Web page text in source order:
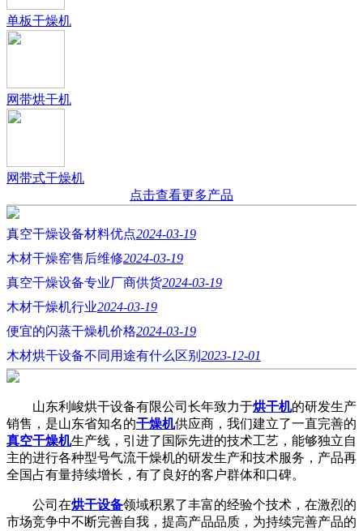
单板干燥机
网带烘干机
网带式干燥机
点击查看更多产品
真空干燥设备材料优点2024-03-19
木材干燥窑售后维修2024-03-19
真空干燥设备专业厂商供货2024-03-19
木材干燥机行业2024-03-19
便宜的闪蒸干燥机价格2024-03-19
木材烘干设备不同用途有什么区别 2023-12-01
山东利峻烘干设备有限公司长年致力于烘干机的研发生产
销售，是山东省知名的干燥机供应商，我们建立了一直完善的
真空干燥机生产线，引进了国际先进的技术工艺，能够独立自
主的进行各种型号气流干燥机的研发生产和技术服务，产品再
全国占有量持续增长，有了良好的客户群体和口碑。
公司在烘干设备领域积累了丰富的经验个技术，在激烈的
市场竞争中不断完善自我，提高产品品质，为持续完善产品的